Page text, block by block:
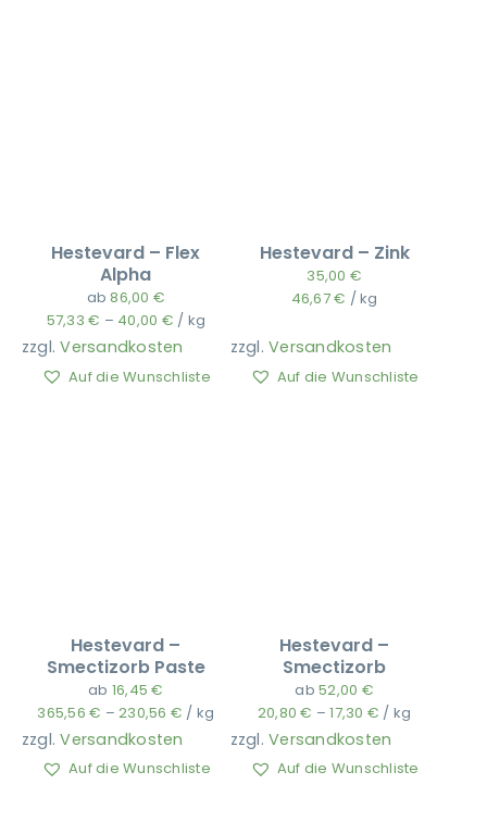
Hestevard – Flex
Alpha
ab86,00 €
57,33€ – 40,00 € / kg
zzgl.Versandkosten
Auf die Wunschliste
Hestevard – Zink
35,00 €
46,67€ /kg
zzgl.Versandkosten
Auf die Wunschliste
Hestevard –
Smectizorb Paste
ab 16,45€
365,56€ –230,56 € / kg
zzgl.Versandkosten
Auf die Wunschliste
Hestevard –
Smectizorb
ab52,00 €
20,80€ –17,30 € / kg
zzgl.Versandkosten
Auf die Wunschliste